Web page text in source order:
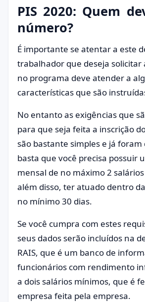
PIS 2020: Quem
número?
É importante se atentar a este
trabalhador que deseja solicitar
no programa deve atender a
características que são
No entanto as exigências que
para que seja feita a inscrição
são bastante simples e já foram
basta que você precisa possuir
mensal de no máximo 2
além disso, ter atuado dentro
no mínimo 30 dias.
Se você cumpra com estes
seus dados serão incluídos na
RAIS, que é um banco de
funcionários com rendimento
a dois salários mínimos, que é
empresa feita pela empresa.